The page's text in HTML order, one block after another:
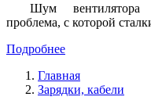
Шум вентилятора
проблема, с которой
Подробнее
Главная
Зарядки, кабели